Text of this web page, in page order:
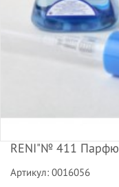
RENI"№ 411
Артикул: 0016056